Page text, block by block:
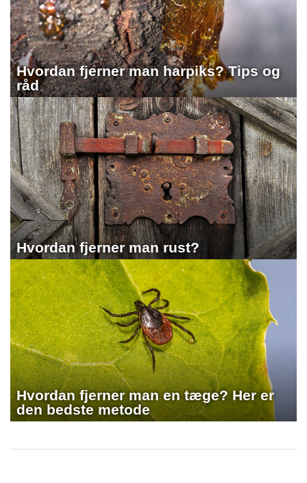
Hvordan fjerner man harpiks? Tips og
råd
Hvordan fjerner man rust?
Hvordan fjerner man en tæge? Her er
den bedste metode